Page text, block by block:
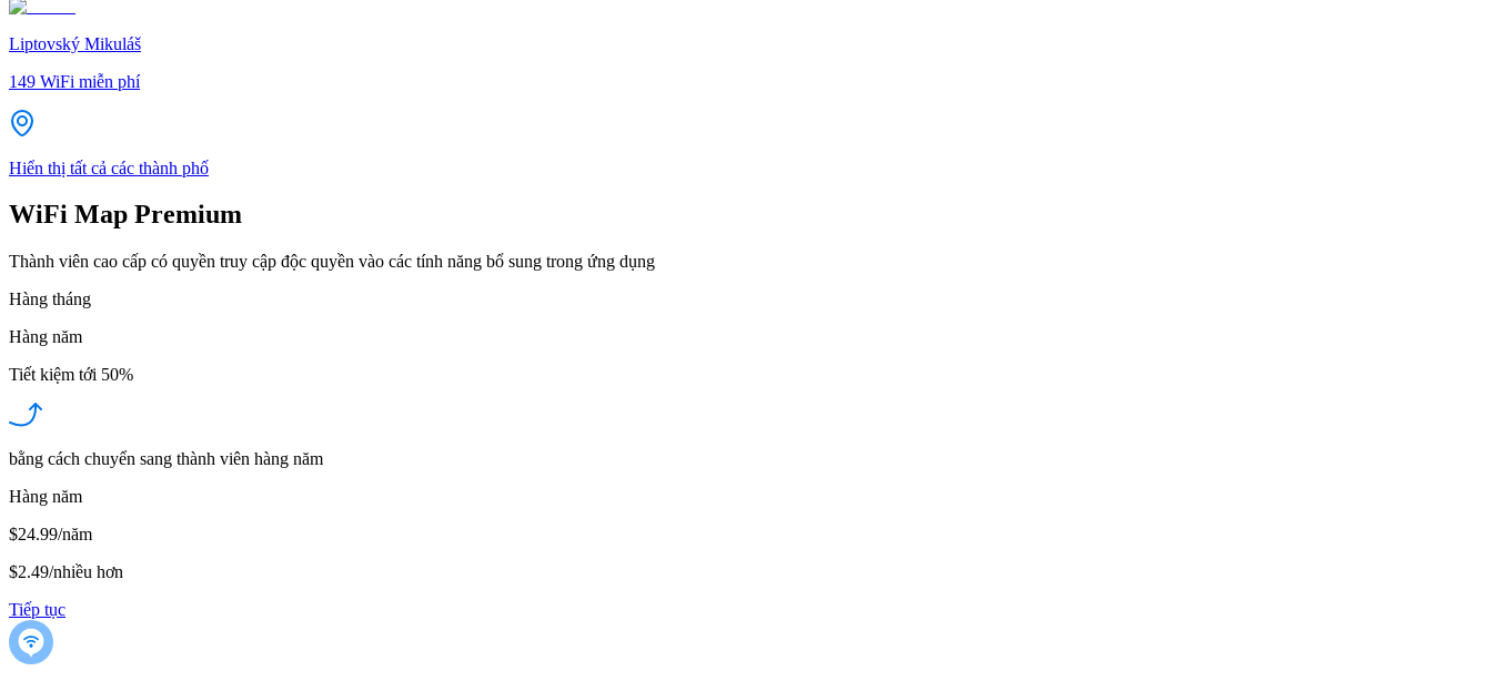
Liptovský Mikuláš
149 WiFi miễn phí
Hiển thị tất cả các thành phố
WiFi Map Premium
Thành viên cao cấp có quyền truy cập độc quyền vào các tính năng bổ sung trong ứng dụng
Hàng tháng
Hàng năm
Tiết kiệm tới 50%
bằng cách chuyển sang thành viên hàng năm
Hàng năm
$24.99/năm
$2.49/nhiều hơn
Tiếp tục